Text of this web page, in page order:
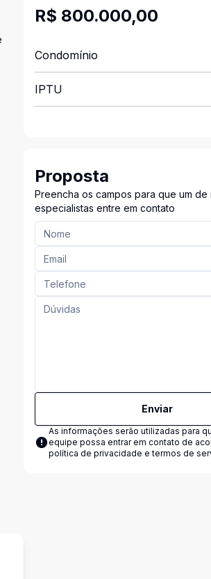
R$ 800.000,00
Condomínio
IPTU
Proposta
Preencha os campos para que um de
especialistas entre em contato
Enviar
As informações serão utilizadas para
equipe possa entrar em contato de
política de privacidade e termos de